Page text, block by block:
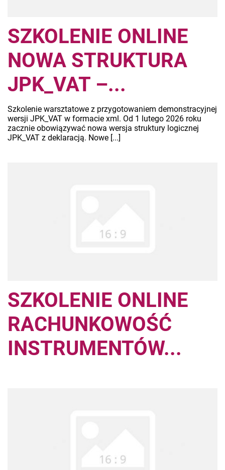
SZKOLENIE ONLINE
NOWA STRUKTURA
JPK_VAT –...
Szkolenie warsztatowe z przygotowaniem demonstracyjnej
wersji JPK_VAT w formacie xml. Od 1 lutego 2026 roku
zacznie obowiązywać nowa wersja struktury logicznej
JPK_VAT z deklaracją. Nowe [...]
SZKOLENIE ONLINE
RACHUNKOWOŚĆ
INSTRUMENTÓW...